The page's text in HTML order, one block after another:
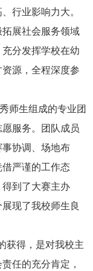
行业影响力大。
展社会服务领域
分发挥学校在幼
源，全程深度参
师生组成的专业团
服务。团队成员
协调、场地布
严谨的工作态
到了大赛主办
现了我校师生良
获得，是对我校主
任的充分肯定，